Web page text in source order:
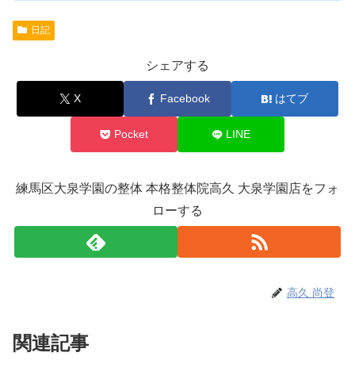
日記
シェアする
X Facebook はてブ
Pocket LINE
練馬区大泉学園の整体 本格整体院高久 大泉学園店をフォ
ローする
高久 尚登
関連記事